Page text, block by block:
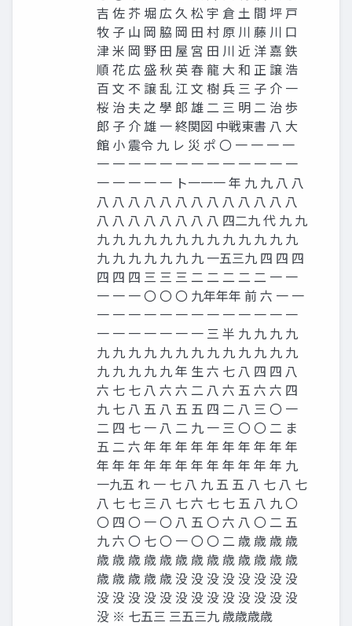
吉 佐 芥 堀 広 久 松 宇 倉 土 間 坪 戸
牧 子 山 岡 脇 岡 田 村 原 川 藤 川 口
津 米 岡 野 田 屋 宮 田 川 近 洋 嘉 鉄
順 花 広 盛 秋 英 春 龍 大 和 正 譲 浩
百 文 不 譲 乱 江 文 樹 兵 三 子 介 一
桜 治 夫 之 學 郎 雄 二 三 明 二 治 歩
郎 子 介 雄 一 終関図 中戦東書 八 大
館 小 震令 九 レ 災 ポ 〇 一 一 一 一
一 一 一 一 一 一 一 一 一 一 一 一 一
一 一 一 一 一 ト一一一 年 九 九 八 八
八 八 八 八 八 八 八 八 八 八 八 八 八
八 八 八 八 八 八 八 八 四二九 代 九 九
九 九 九 九 九 九 九 九 九 九 九 九 九
九 九 九 九 九 九 九 一五三九 四 四 四
四 四 四 三 三 三 二 二 二 二 二 一 一
一 一 一 〇 〇 〇 九年年年 前 六 一 一
一 一 一 一 一 一 一 一 一 一 一 一 一
一 一 一 一 一 一 一 三 半 九 九 九 九
九 九 九 九 九 九 九 九 九 九 九 九 九
九 九 九 九 九 年 生 六 七 八 四 四 八
六 七 七 八 六 六 二 八 六 五 六 六 四
九 七 八 五 八 五 五 四 二 八 三 〇 一
二 四 七 一 八 二 九 一 三 〇 〇 二 ま
五 二 六 年 年 年 年 年 年 年 年 年 年
年 年 年 年 年 年 年 年 年 年 年 年 九
一九五 れ 一 七 八 九 五 五 八 七 八 七
八 七 七 三 八 七 六 七 七 五 八 九 〇
〇 四 〇 一 〇 八 五 〇 六 八 〇 二 五
九 六 〇 七 〇 一 〇 〇 二 歳 歳 歳 歳
歳 歳 歳 歳 歳 歳 歳 歳 歳 歳 歳 歳 歳
歳 歳 歳 歳 歳 没 没 没 没 没 没 没 没
没 没 没 没 没 没 没 没 没 没 没 没 没
没 ※ 七五三 三五三九 歳歳歳歳